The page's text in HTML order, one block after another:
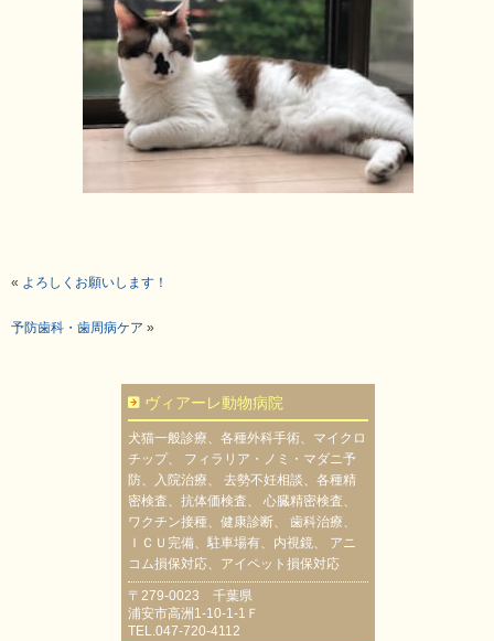
« よろしくお願いします！
予防歯科・歯周病ケア »
ヴィアーレ動物病院
犬猫一般診療、各種外科手術、マイクロ
チップ、 フィラリア・ノミ・マダニ予
防、入院治療、 去勢不妊相談、各種精
密検査、抗体価検査、 心臓精密検査、
ワクチン接種、健康診断、 歯科治療、
ＩＣＵ完備、駐車場有、内視鏡、 アニ
コム損保対応、アイペット損保対応
〒279-0023 千葉県
浦安市高洲1-10-1-1Ｆ
TEL.047-720-4112